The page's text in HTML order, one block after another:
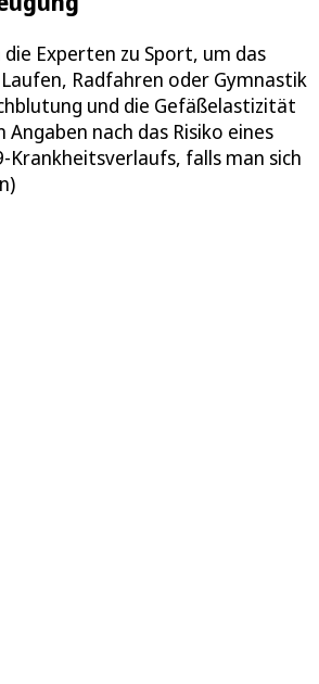
Experten zu Sport, um das
Radfahren oder Gymnastik
und die Gefäßelastizität
nach das Risiko eines
Krankheitsverlaufs, falls man sich